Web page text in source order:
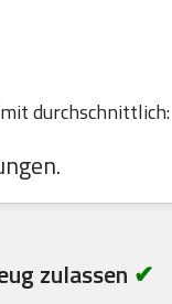
durchschnittlich:
zulassen ✔